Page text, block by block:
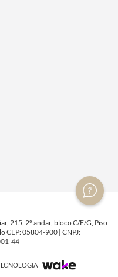
215, 2º andar, bloco C/E/G, Piso
CEP: 05804-900 | CNPJ:
44